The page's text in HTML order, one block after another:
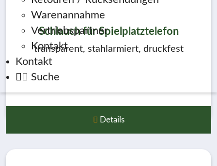
Warenannahme
Vertriebspartner
Kontakt
Kontakt
Suche
Schlauch für Spielplatztelefon
transparent, stahlarmiert, druckfest
Details